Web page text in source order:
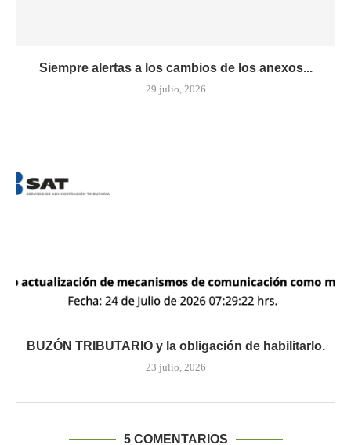
Siempre alertas a los cambios de los anexos...
29 julio, 2026
BUZÓN TRIBUTARIO y la obligación de habilitarlo.
23 julio, 2026
5 COMENTARIOS